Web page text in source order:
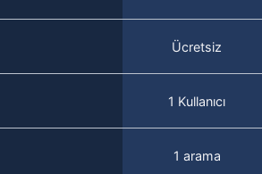
Ücretsiz
1 Kullanıcı
1 arama